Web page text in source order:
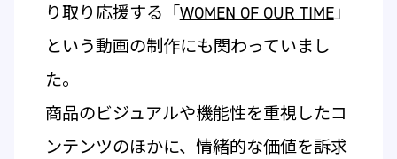
り取り応援する「WOMEN OF OUR TIME」
という動画の制作にも関わっていまし
た。
商品のビジュアルや機能性を重視したコ
ンテンツのほかに、情緒的な価値を訴求